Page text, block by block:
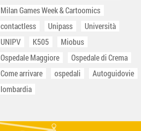
Milan Games Week & Cartoomics
contactless
Unipass
Università
UNIPV
K505
Miobus
Ospedale Maggiore
Ospedale di Crema
Come arrivare
ospedali
Autoguidovie
lombardia